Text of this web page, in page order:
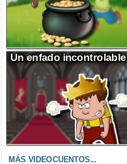
Un enfado incontrolable
MÁS VIDEOCUENTOS...